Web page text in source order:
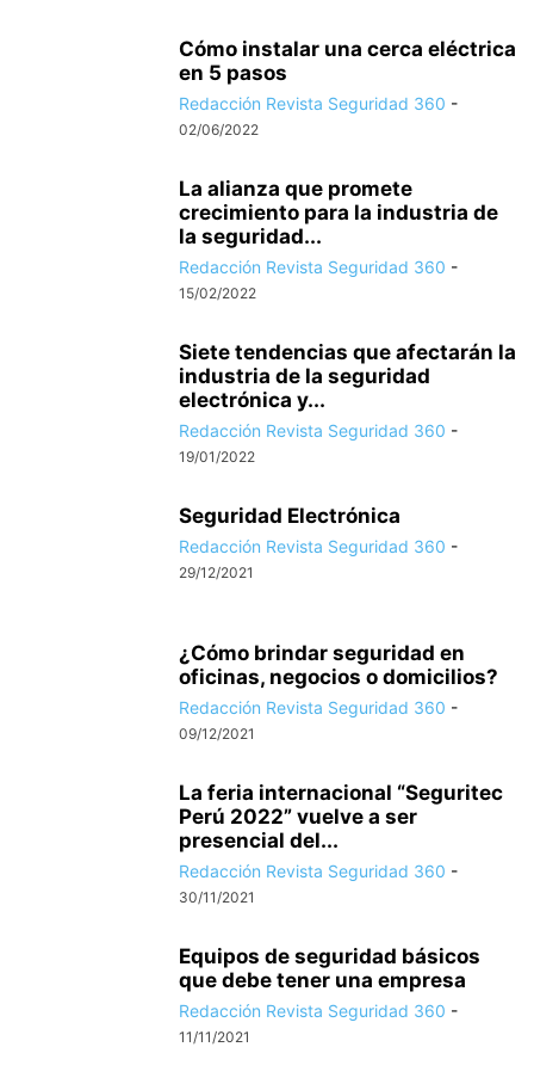
Cómo instalar una cerca eléctrica
en 5 pasos
Redacción Revista Seguridad 360 -
02/06/2022
La alianza que promete
crecimiento para la industria de
la seguridad...
Redacción Revista Seguridad 360 -
15/02/2022
Siete tendencias que afectarán la
industria de la seguridad
electrónica y...
Redacción Revista Seguridad 360 -
19/01/2022
Seguridad Electrónica
Redacción Revista Seguridad 360 -
29/12/2021
¿Cómo brindar seguridad en
oficinas, negocios o domicilios?
Redacción Revista Seguridad 360 -
09/12/2021
La feria internacional “Seguritec
Perú 2022” vuelve a ser
presencial del...
Redacción Revista Seguridad 360 -
30/11/2021
Equipos de seguridad básicos
que debe tener una empresa
Redacción Revista Seguridad 360 -
11/11/2021